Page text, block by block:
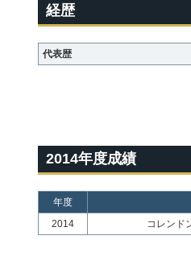
経歴
代表歴
2014年度成績
年度
2014
コレンド